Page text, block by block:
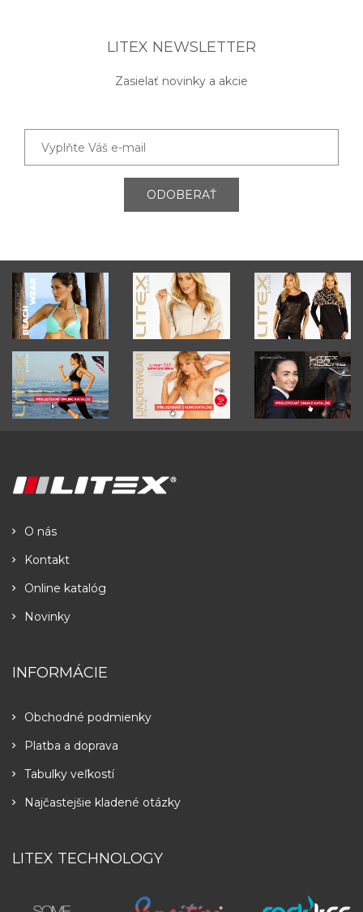
LITEX NEWSLETTER
Zasielať novinky a akcie
ODOBERAŤ
O nás
Kontakt
Online katalóg
Novinky
INFORMÁCIE
Obchodné podmienky
Platba a doprava
Tabulky veľkostí
Najčastejšie kladené otázky
LITEX TECHNOLOGY